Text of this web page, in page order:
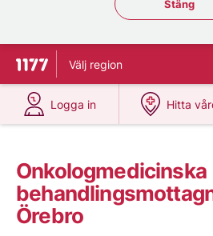
Stäng
Stäng
Till startsidan för 1177
Välj region
Logga in
på 1177.se
Hitta
på
Onkologmedicinska
Örebro